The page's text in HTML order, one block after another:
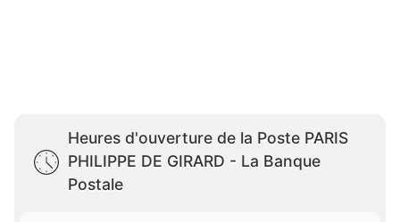
Heures d'ouverture de la Poste PARIS
PHILIPPE DE GIRARD - La Banque
Postale